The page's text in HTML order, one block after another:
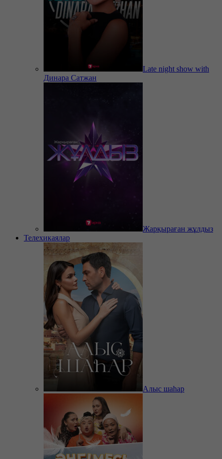
Late night show with
Динара Сатжан
Жарқыраған жұлдыз
Телехикаялар
Алыс шаһар